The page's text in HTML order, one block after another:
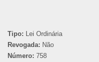
Tipo: Lei Ordinária
Revogada: Não
Número: 758